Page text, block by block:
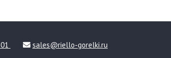
sales@riello-gorelki.ru